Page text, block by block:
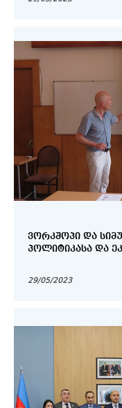
ᲕᲝᲠᲙᲨᲝᲞᲘ ᲓᲐ
ᲞᲝᲚᲘᲢᲘᲙᲐᲡᲐ ᲓᲐ
29/05/2023